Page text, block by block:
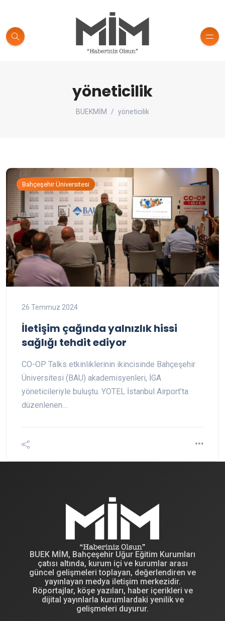
yöneticilik
BUEKMİM yöneticilik
Bahçeşehir Üniversitesi
26 Temmuz 2024
İletişim çağında yalnızlık hissi
sağlığı tehdit ediyor
CO-OP Talks etkinliklerinin ikincisinde Bahçeşehir
Üniversitesi (BAU) akademisyenleri, İGA
yöneticileriyle buluştu. YOTEL İstanbul Airport’ta
düzenlenen…
BUEK MİM, Bahçeşehir Uğur Eğitim Kurumları
çatısı altında, kurum içi ve kurumlar arası
güncel gelişmeleri toplayan, değerlendiren ve
yayınlayan medya iletişim merkezidir.
Röportajlar, köşe yazıları, haber içerikleri ve
dijital yayınlarla kurumlardaki yenilik ve
gelişmeleri duyurur.